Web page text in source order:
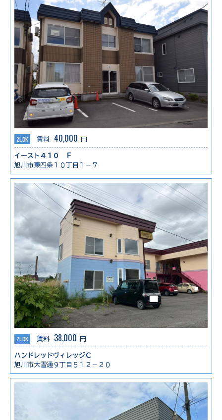
2LDK 賃料 40,000 円
イースト４１０ Ｆ
旭川市東四条１０丁目１－７
2LDK 賃料 38,000 円
ハンドレッドヴィレッジＣ
旭川市大雪通９丁目５１２－２０